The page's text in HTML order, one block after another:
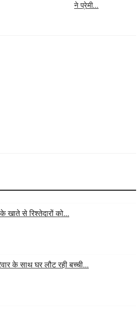
ने प्रेमी...
खाते से रिश्तेदारों को...
के साथ घर लौट रही बच्ची...